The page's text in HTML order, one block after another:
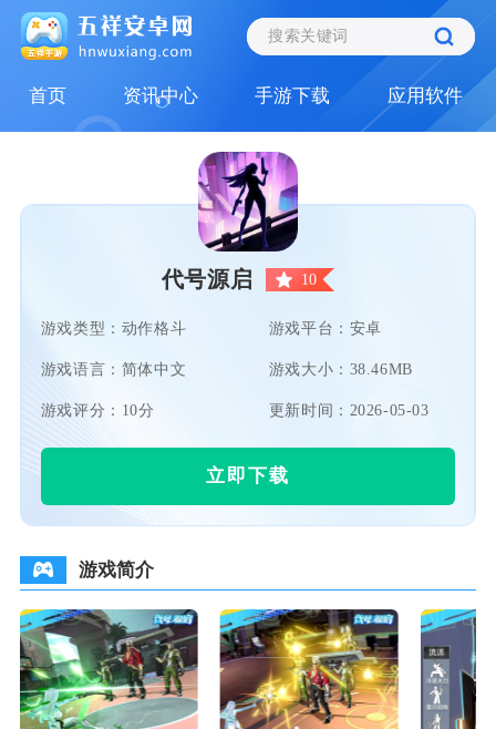
首页 资讯中心 手游下载 应用软件
代号源启 10
游戏类型：动作格斗 游戏平台：安卓
游戏语言：简体中文 游戏大小：38.46MB
游戏评分：10分 更新时间：2026-05-03
立即下载
游戏简介